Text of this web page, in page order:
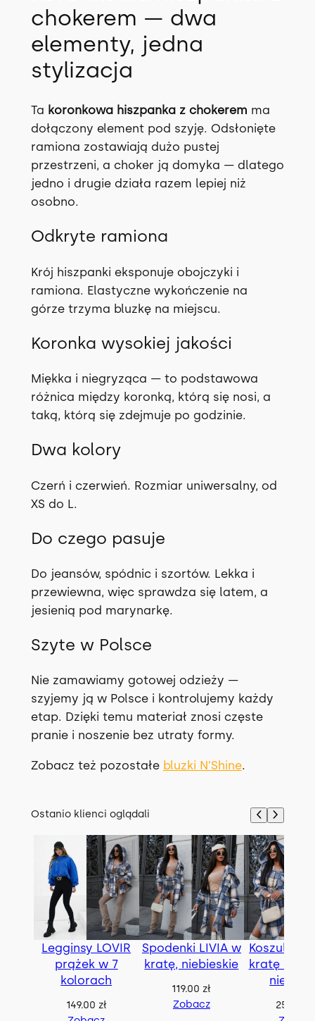
chokerem — dwa
elementy, jedna
stylizacja
Ta koronkowa hiszpanka z chokerem ma
dołączony element pod szyję. Odsłonięte
ramiona zostawiają dużo pustej
przestrzeni, a choker ją domyka — dlatego
jedno i drugie działa razem lepiej niż
osobno.
Odkryte ramiona
Krój hiszpanki eksponuje obojczyki i
ramiona. Elastyczne wykończenie na
górze trzyma bluzkę na miejscu.
Koronka wysokiej jakości
Miękka i niegryząca — to podstawowa
różnica między koronką, którą się nosi, a
taką, którą się zdejmuje po godzinie.
Dwa kolory
Czerń i czerwień. Rozmiar uniwersalny, od
XS do L.
Do czego pasuje
Do jeansów, spódnic i szortów. Lekka i
przewiewna, więc sprawdza się latem, a
jesienią pod marynarkę.
Szyte w Polsce
Nie zamawiamy gotowej odzieży —
szyjemy ją w Polsce i kontrolujemy każdy
etap. Dzięki temu materiał znosi częste
pranie i noszenie bez utraty formy.
Zobacz też pozostałe bluzki N’Shine.
Ostanio klienci oglądali
Legginsy LOVIR
prążek w 7
kolorach
149.00 zł
Spodenki LIVIA w
kratę, niebieskie
119.00zł
Zobacz
Koszula
kratę z
259.00